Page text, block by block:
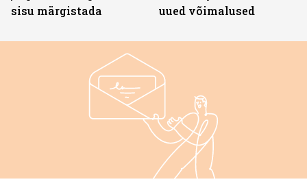
sisu märgistada
uued võimalused